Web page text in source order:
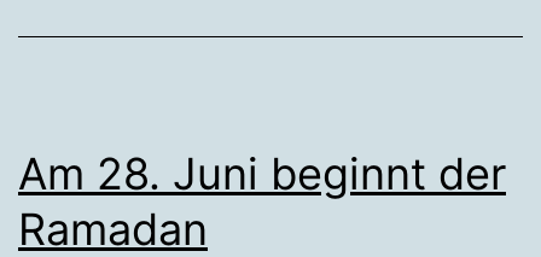
Am 28. Juni beginnt der
Ramadan